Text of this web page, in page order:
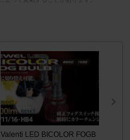
Valenti LED BICOLOR FOGB